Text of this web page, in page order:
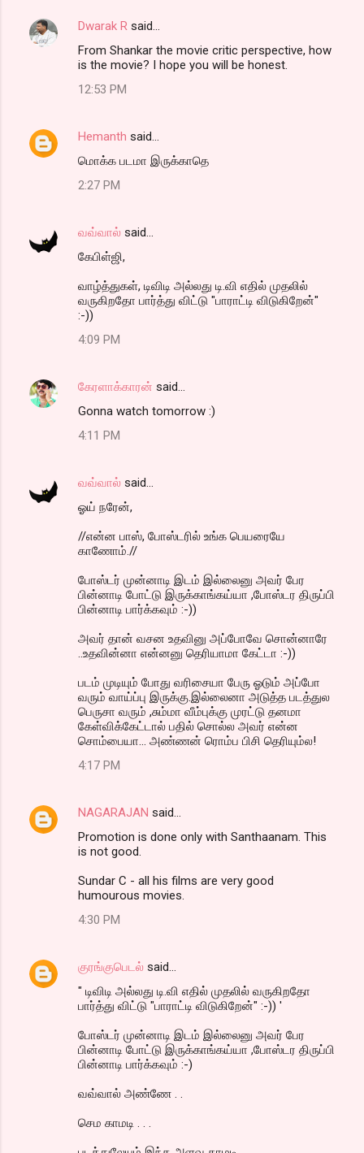
Dwarak R said…
From Shankar the movie critic perspective, how
is the movie? I hope you will be honest.
12:53 PM
Hemanth said…
மொக்க படமா இருக்காதெ
2:27 PM
வவ்வால் said…
கேபிள்ஜி,
வாழ்த்துகள், டிவிடி அல்லது டி.வி எதில் முதலில்
வருகிறதோ பார்த்து விட்டு "பாராட்டி விடுகிறேன்"
:-))
4:09 PM
கேரளாக்காரன் said…
Gonna watch tomorrow :)
4:11 PM
வவ்வால் said…
ஓய் நரேன்,
//என்ன பாஸ், போஸ்டரில் உங்க பெயரையே
காணோம்.//
போஸ்டர் முன்னாடி இடம் இல்லைனு அவர் பேர
பின்னாடி போட்டு இருக்காங்கய்யா ,போஸ்டர திருப்பி
பின்னாடி பார்க்கவும் :-))
அவர் தான் வசன உதவினு அப்போவே சொன்னாரே
..உதவின்னா என்னனு தெரியாமா கேட்டா :-))
படம் முடியும் போது வரிசையா பேரு ஓடும் அப்போ
வரும் வாய்ப்பு இருக்கு.இல்லைனா அடுத்த படத்துல
பெருசா வரும் ,சும்மா வீம்புக்கு முரட்டு தனமா
கேள்விக்கேட்டால் பதில் சொல்ல அவர் என்ன
சொம்பையா... அண்ணன் ரொம்ப பிசி தெரியும்ல!
4:17 PM
NAGARAJAN said…
Promotion is done only with Santhaanam. This
is not good.
Sundar C - all his films are very good
humourous movies.
4:30 PM
குரங்குபெடல் said…
" டிவிடி அல்லது டி.வி எதில் முதலில் வருகிறதோ
பார்த்து விட்டு "பாராட்டி விடுகிறேன்" :-)) '
போஸ்டர் முன்னாடி இடம் இல்லைனு அவர் பேர
பின்னாடி போட்டு இருக்காங்கய்யா ,போஸ்டர திருப்பி
பின்னாடி பார்க்கவும் :-)
வவ்வால் அண்ணே . .
செம காமடி . . .